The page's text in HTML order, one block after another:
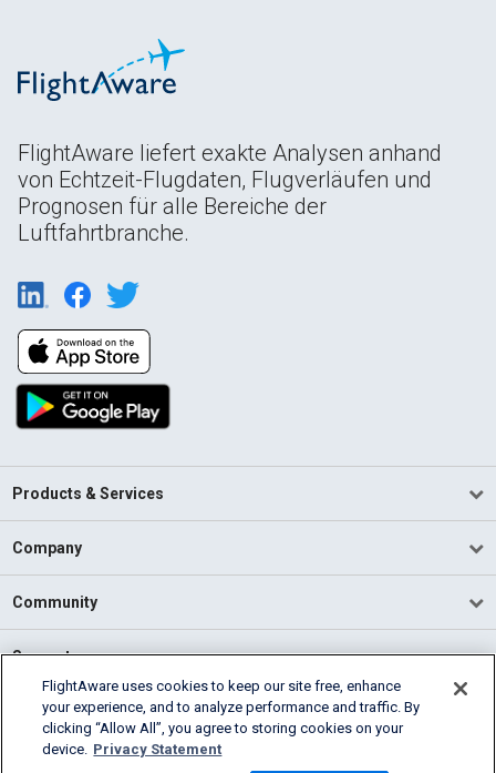
FlightAware liefert exakte Analysen anhand
von Echtzeit-Flugdaten, Flugverläufen und
Prognosen für alle Bereiche der
Luftfahrtbranche.
Products & Services
Company
Community
Support
English (USA)
2026 FlightAware
FlightAware uses cookies to keep our site free, enhance
your experience, and to analyze performance and traffic. By
clicking “Allow All”, you agree to storing cookies on your
device. Privacy Statement